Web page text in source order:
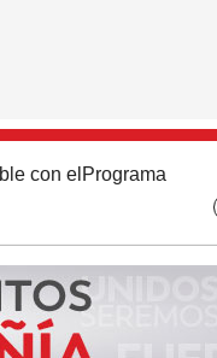
con el Programa